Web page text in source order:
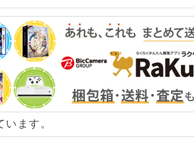
ます。